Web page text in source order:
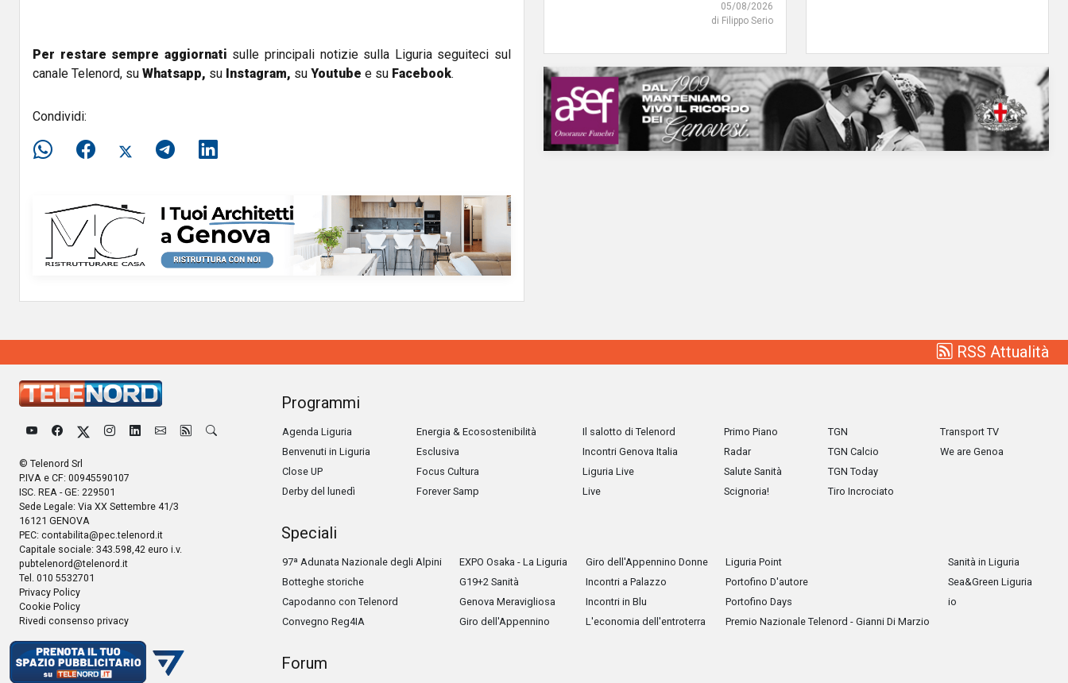
Per restare sempre aggiornati sulle principali notizie sulla Liguria seguiteci sul
canale Telenord, su Whatsapp, su Instagram, su Youtube e su Facebook.
Condividi:
05/08/2026
di Filippo Serio
RSS Attualità
© Telenord Srl
P.IVA e CF: 00945590107
ISC. REA - GE: 229501
Sede Legale: Via XX Settembre 41/3
16121 GENOVA
PEC: contabilita@pec.telenord.it
Capitale sociale: 343.598,42 euro i.v.
pubtelenord@telenord.it
Tel. 010 5532701
Privacy Policy
Cookie Policy
Rivedi consenso privacy
Programmi
Agenda Liguria
Benvenuti in Liguria
Close UP
Derby del lunedì
Energia & Ecosostenibilità
Esclusiva
Focus Cultura
Forever Samp
Il salotto di Telenord
Incontri Genova Italia
Liguria Live
Live
Primo Piano
Radar
Salute Sanità
Scignoria!
TGN
TGN Calcio
TGN Today
Tiro Incrociato
Transport TV
We are Genoa
Speciali
97ª Adunata Nazionale degli Alpini
Botteghe storiche
Capodanno con Telenord
Convegno Reg4IA
EXPO Osaka - La Liguria
G19+2 Sanità
Genova Meravigliosa
Giro dell'Appennino
Giro dell'Appennino Donne
Incontri a Palazzo
Incontri in Blu
L'economia dell'entroterra
Liguria Point
Portofino D'autore
Portofino Days
Premio Nazionale Telenord - Gianni Di Marzio
Sanità in Liguria
Sea&Green Liguria
io
Forum